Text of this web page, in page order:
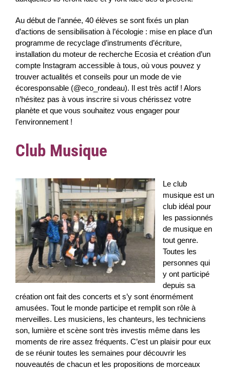
Au début de l’année, 40 élèves se sont fixés un plan
d’actions de sensibilisation à l’écologie : mise en place d’un
programme de recyclage d’instruments d’écriture,
installation du moteur de recherche Ecosia et création d’un
compte Instagram accessible à tous, où vous pouvez y
trouver actualités et conseils pour un mode de vie
écoresponsable (@eco_rondeau). Il est très actif ! Alors
n’hésitez pas à vous inscrire si vous chérissez votre
planète et que vous souhaitez vous engager pour
l’environnement !
Club Musique
Le club
musique est un
club idéal pour
les passionnés
de musique en
tout genre.
Toutes les
personnes qui
y ont participé
depuis sa
création ont fait des concerts et s’y sont énormément
amusées. Tout le monde participe et remplit son rôle à
merveilles. Les musiciens, les chanteurs, les techniciens
son, lumière et scène sont très investis même dans les
moments de rire assez fréquents. C’est un plaisir pour eux
de se réunir toutes les semaines pour découvrir les
nouveautés de chacun et les propositions de morceaux